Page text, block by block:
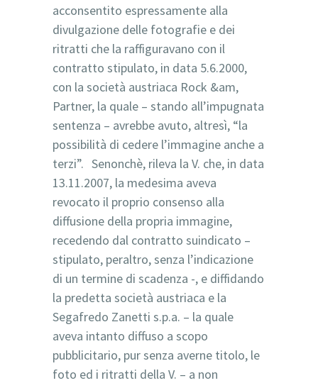
acconsentito espressamente alla
divulgazione delle fotografie e dei
ritratti che la raffiguravano con il
contratto stipulato, in data 5.6.2000,
con la società austriaca Rock &am,
Partner, la quale – stando all’impugnata
sentenza – avrebbe avuto, altresì, “la
possibilità di cedere l’immagine anche a
terzi”. Senonchè, rileva la V. che, in data
13.11.2007, la medesima aveva
revocato il proprio consenso alla
diffusione della propria immagine,
recedendo dal contratto suindicato –
stipulato, peraltro, senza l’indicazione
di un termine di scadenza -, e diffidando
la predetta società austriaca e la
Segafredo Zanetti s.p.a. – la quale
aveva intanto diffuso a scopo
pubblicitario, pur senza averne titolo, le
foto ed i ritratti della V. – a non